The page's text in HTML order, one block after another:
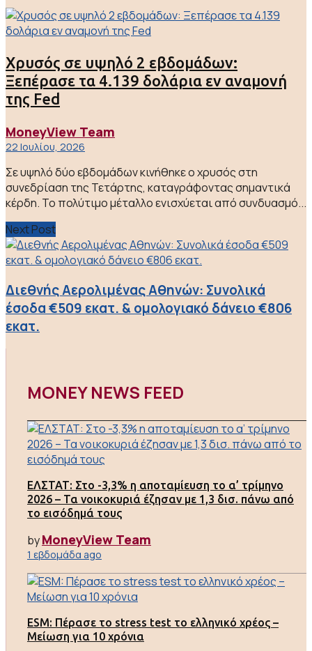
Χρυσός σε υψηλό 2 εβδομάδων:
Ξεπέρασε τα 4.139 δολάρια εν αναμονή
της Fed
MoneyView Team
22 Ιουλίου, 2026
Σε υψηλό δύο εβδομάδων κινήθηκε ο χρυσός στη
συνεδρίαση της Τετάρτης, καταγράφοντας σημαντικά
κέρδη. Το πολύτιμο μέταλλο ενισχύεται από συνδυασμό...
Next Post
Διεθνής Αερολιμένας Αθηνών: Συνολικά
έσοδα €509 εκατ. & ομολογιακό δάνειο €806
εκατ.
MONEY NEWS FEED
ΕΛΣΤΑΤ: Στο -3,3% η αποταμίευση το α’ τρίμηνο
2026 – Τα νοικοκυριά έζησαν με 1,3 δισ. πάνω από
το εισόδημά τους
byMoneyView Team
1 εβδομάδα ago
ESM: Πέρασε το stress test το ελληνικό χρέος –
Μείωση για 10 χρόνια